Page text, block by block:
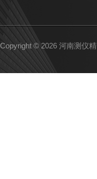
Copyright © 2026 河南测仪